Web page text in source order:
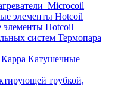
элементы Hotcoil
Термопара
Катушечные